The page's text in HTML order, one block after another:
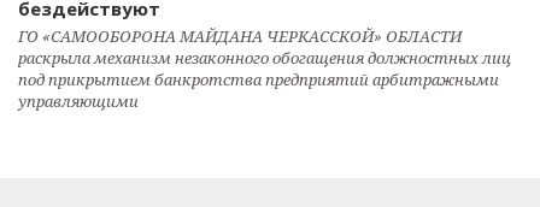
бездействуют
ГО «САМООБОРОНА МАЙДАНА ЧЕРКАССКОЙ» ОБЛАСТИ
раскрыла механизм незаконного обогащения должностных лиц
под прикрытием банкротства предприятий арбитражными
управляющими